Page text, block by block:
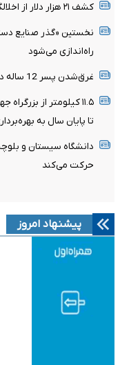
کشف ۲۱ هزار دلار از اخلالگران اقتصادی در شیراز
نخستین «گذر صنایع
راه‌اندازی می‌شود
غرق‌شدن پسر 12 ساله در یکی از استخرهای شنای شهرستان میبد
تا پایان سال به
دانشگاه سیستان و
حرکت می‌کند
پیشنهاد امروز